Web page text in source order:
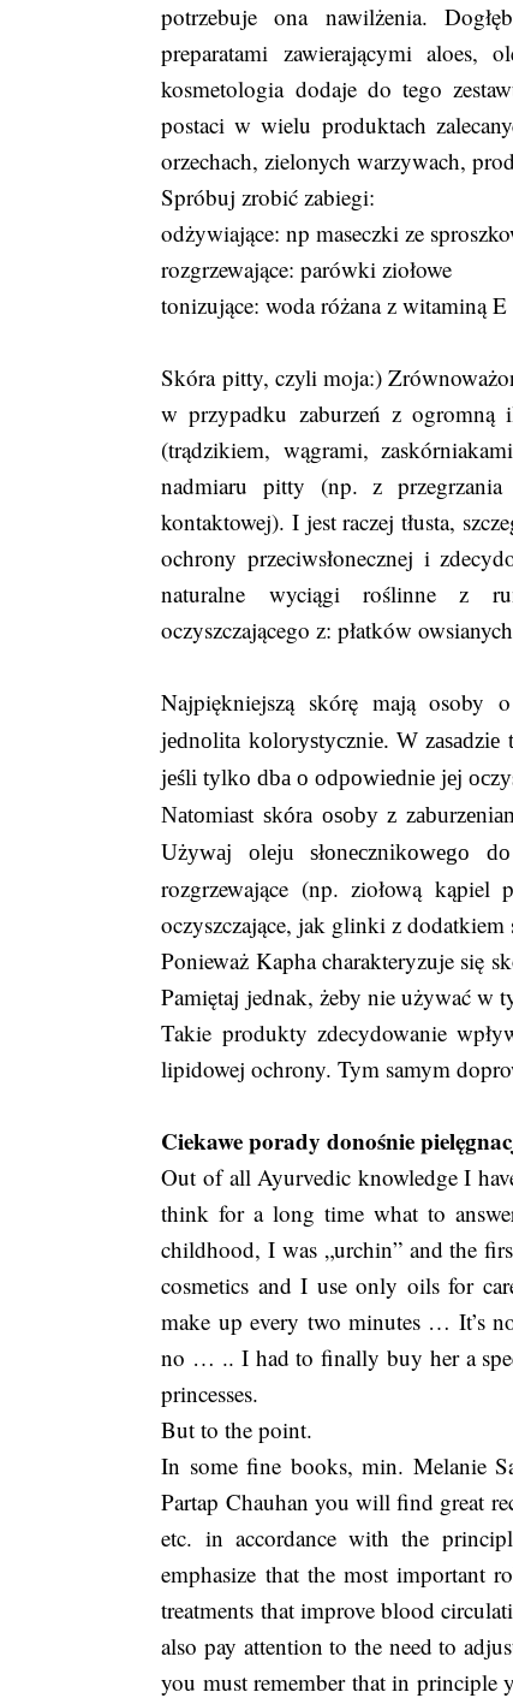
potrzebuje ona nawilżenia.
preparatami zawierającymi aloes,
kosmetologia dodaje do tego
postaci w wielu produktach
orzechach, zielonych warzywach,
Spróbuj zrobić zabiegi:
odżywiające: np maseczki ze
rozgrzewające: parówki ziołowe
tonizujące: woda różana z witaminą E
Skóra pitty, czyli moja:)
w przypadku zaburzeń z ogromną
(trądzikiem, wągrami,
nadmiaru pitty (np. z przegrzania
kontaktowej). I jest raczej tłusta,
ochrony przeciwsłonecznej i
naturalne wyciągi roślinne z
oczyszczającego z: płatków
Najpiękniejszą skórę mają osoby
jednolita kolorystycznie. W
jeśli tylko dba o odpowiednie jej
Natomiast skóra osoby z
Używaj oleju słonecznikowego
rozgrzewające (np. ziołową
oczyszczające, jak glinki z
Ponieważ Kapha charakteryzuje się
Pamiętaj jednak, żeby nie używać w
Takie produkty zdecydowanie
lipidowej ochrony. Tym samym
Ciekawe porady donośnie
Out of all Ayurvedic knowledge I
think for a long time what to
childhood, I was „urchin” and the
cosmetics and I use only oils for
make up every two minutes … It’s
no … .. I had to finally buy her a
princesses.
But to the point.
In some fine books, min. Melanie
Partap Chauhan you will find great
etc. in accordance with the
emphasize that the most important
treatments that improve blood
also pay attention to the need to
you must remember that in principle